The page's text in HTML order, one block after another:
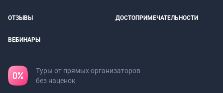
ОТЗЫВЫ ДОСТОПРИМЕЧАТЕЛЬНОСТИ
ВЕБИНАРЫ
Туры от прямых организаторов
без наценок